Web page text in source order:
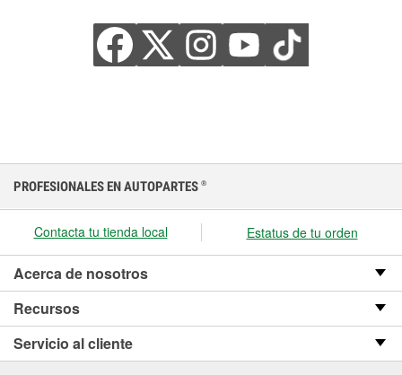
PROFESIONALES EN AUTOPARTES ®
Contacta tu tienda local Estatus de tu orden
Acerca de nosotros
Recursos
Servicio al cliente